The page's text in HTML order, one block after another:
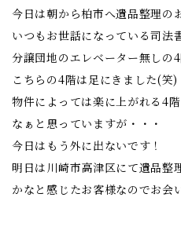
今日は朝から柏市へ遺品整理の
いつもお世話になっている司法
分譲団地のエレベーター無しの4
こちらの4階は足にきました(笑)
物件によっては楽に上がれる4
なぁと思っていますが・・・
今日はもう外に出ないです！
明日は川崎市高津区にて遺品整
かなと感じたお客様なのでお会